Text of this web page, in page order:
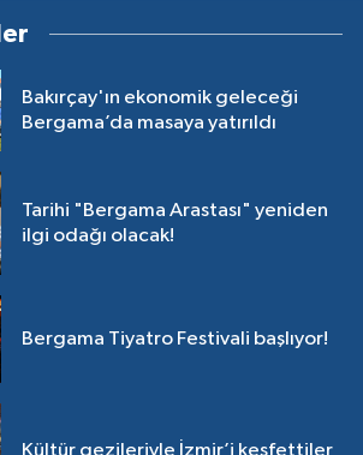
Bakırçay'ın ekonomik geleceği
Bergama’da masaya yatırıldı
Tarihi "Bergama Arastası" yeniden
ilgi odağı olacak!
Bergama Tiyatro Festivali başlıyor!
Kültür gezileriyle İzmir’i keşfettiler